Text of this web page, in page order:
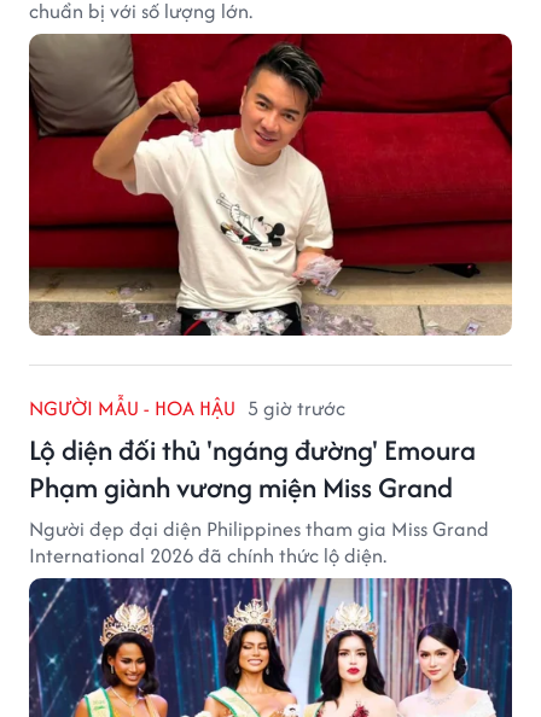
chuẩn bị với số lượng lớn.
NGƯỜI MẪU - HOA HẬU 5 giờ trước
Lộ diện đối thủ 'ngáng đường' Emoura
Phạm giành vương miện Miss Grand
Người đẹp đại diện Philippines tham gia Miss Grand
International 2026 đã chính thức lộ diện.